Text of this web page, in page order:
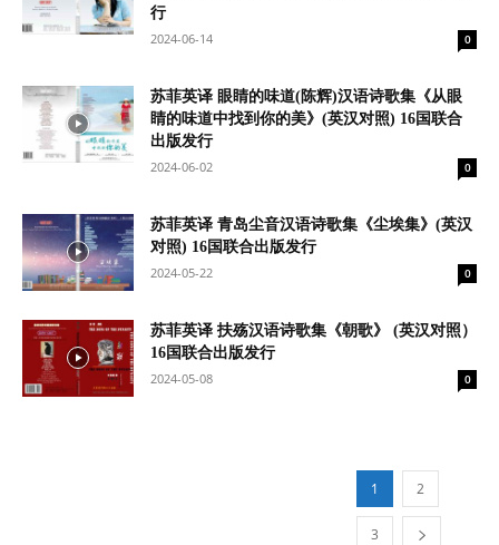
行
2024-06-14
0
苏菲英译 眼睛的味道(陈辉)汉语诗歌集《从眼
睛的味道中找到你的美》(英汉对照) 16国联合
出版发行
2024-06-02
0
苏菲英译 青岛尘音汉语诗歌集《尘埃集》(英汉
对照) 16国联合出版发行
2024-05-22
0
苏菲英译 扶殇汉语诗歌集《朝歌》 (英汉对照）
16国联合出版发行
2024-05-08
0
1 2
3